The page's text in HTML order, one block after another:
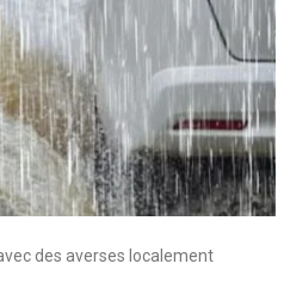
des averses localement